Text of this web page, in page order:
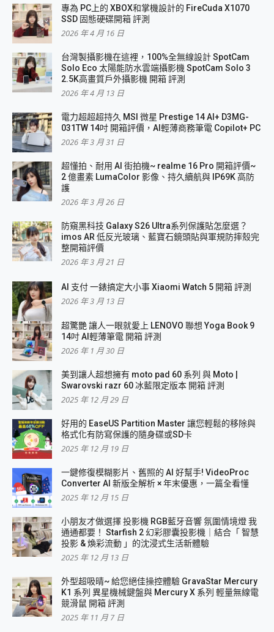
專為 PC上的 XBOX和掌機設計的 FireCuda X1070
SSD 固態硬碟開箱 評測
2026 年 4 月 16 日
台灣製攝影機在這裡，100%全無線設計 SpotCam
Solo Eco 太陽能防水雲端攝影機 SpotCam Solo 3
2.5K高畫質戶外攝影機 開箱 評測
2026 年 4 月 13 日
電力超超超持久 MSI 微星 Prestige 14 AI+ D3MG-
031TW 14吋 開箱評價，AI輕薄商務筆電 Copilot+ PC
2026 年 3 月 31 日
超懂拍、耐用 AI 街拍機~ realme 16 Pro 開箱評價~
2 億畫素 LumaColor 影像、持久續航與 IP69K 高防
護
2026 年 3 月 26 日
防窺黑科技 Galaxy S26 Ultra系列保護貼怎麼選？
imos AR 低反光玻璃、藍寶石鏡頭貼與軍規防摔殼完
整開箱評價
2026 年 3 月 21 日
AI 支付 一錶搞定大小事 Xiaomi Watch 5 開箱 評測
2026 年 3 月 13 日
超驚艷 讓人一眼就愛上 LENOVO 聯想 Yoga Book 9
14吋 AI輕薄筆電 開箱 評測
2026 年 1 月 30 日
美到讓人超想擁有 moto pad 60 系列 與 Moto |
Swarovski razr 60 冰藍限定版本 開箱 評測
2025 年 12 月 29 日
好用的 EaseUS Partition Master 讓您輕鬆的移除與
格式化有防寫保護的隨身碟或SD卡
2025 年 12 月 19 日
一鍵修復模糊影片、舊照的 AI 好幫手! VideoProc
Converter AI 新版全解析 × 年末優惠，一篇全看懂
2025 年 12 月 15 日
小朋友才做選擇 投影機 RGB藍牙音響 氛圍情境燈 我
通通都要！ Starfish 2 幻彩膠囊投影機｜結合「 智慧
投影 & 煥彩流動 」的沈浸式生活新體驗
2025 年 12 月 13 日
外型超吸晴~ 給您絕佳操控體驗 GravaStar Mercury
K1 系列 異星機械鍵盤與 Mercury X 系列 輕量無線電
競滑鼠 開箱 評測
2025 年 11 月 7 日